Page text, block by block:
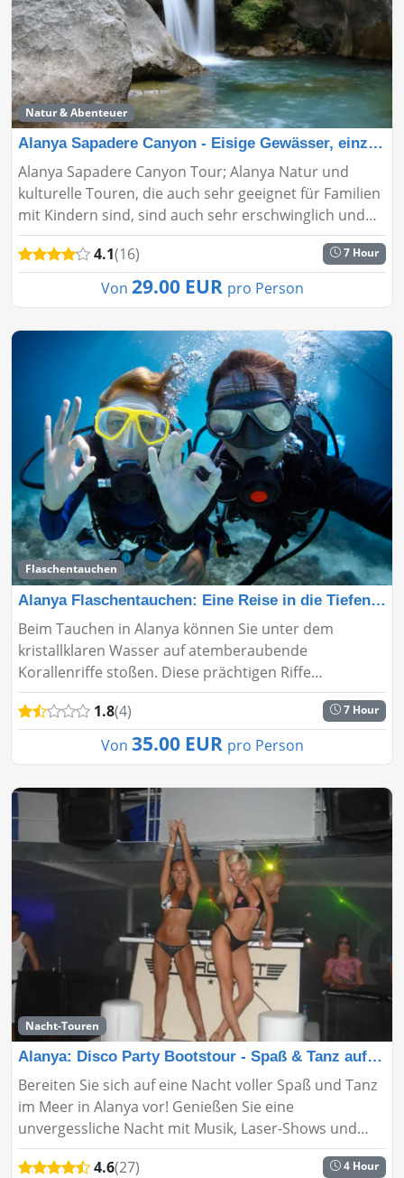
Natur & Abenteuer
Alanya Sapadere Canyon - Eisige Gewässer, einzigartig
Alanya Sapadere Canyon Tour; Alanya Natur und
kulturelle Touren, die auch sehr geeignet für Familien
mit Kindern sind, sind auch sehr erschwinglich und
angemessen in Bezug auf den Preis. Je nach dem Plan
für den Besuch...
4.1(16) 7 Hour
Von 29.00 EUR pro Person
Flaschentauchen
Alanya Flaschentauchen: Eine Reise in die Tiefen des M
Beim Tauchen in Alanya können Sie unter dem
kristallklaren Wasser auf atemberaubende
Korallenriffe stoßen. Diese prächtigen Riffe
beheimaten bunte Meereslebewesen. Tropische
Meerestiere erwarten Sie. Alanya ist ein be...
1.8(4) 7 Hour
Von 35.00 EUR pro Person
Nacht-Touren
Alanya: Disco Party Bootstour - Spaß & Tanz auf dem M
Bereiten Sie sich auf eine Nacht voller Spaß und Tanz
im Meer in Alanya vor! Genießen Sie eine
unvergessliche Nacht mit Musik, Laser-Shows und
unbegrenzten Getränken auf der Alanya Disco Party
Bootstour....4.6(27) 4 Hour